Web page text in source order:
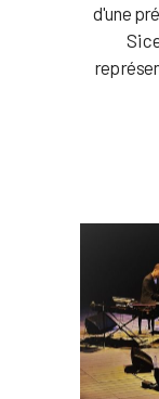
d'une
Si